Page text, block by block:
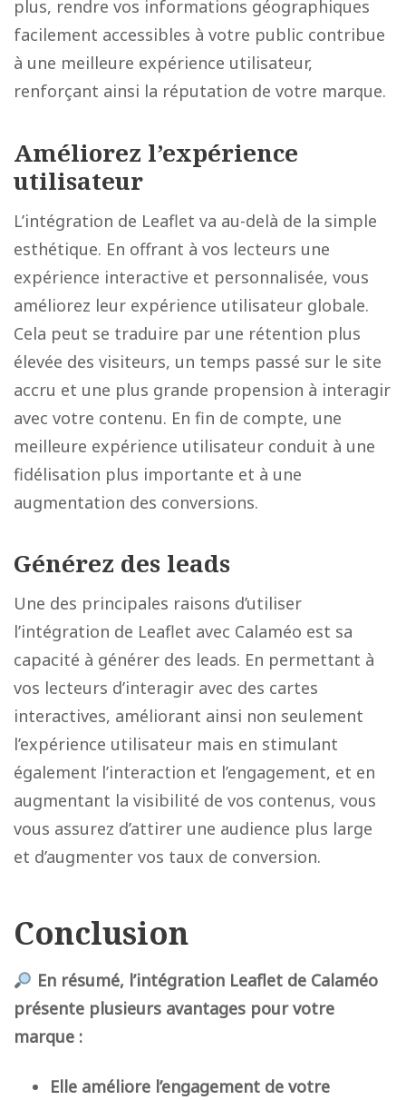
plus, rendre vos informations géographiques
facilement accessibles à votre public contribue
à une meilleure expérience utilisateur,
renforçant ainsi la réputation de votre marque.
Améliorez l’expérience
utilisateur
L’intégration de Leaflet va au-delà de la simple
esthétique. En offrant à vos lecteurs une
expérience interactive et personnalisée, vous
améliorez leur expérience utilisateur globale.
Cela peut se traduire par une rétention plus
élevée des visiteurs, un temps passé sur le site
accru et une plus grande propension à interagir
avec votre contenu. En fin de compte, une
meilleure expérience utilisateur conduit à une
fidélisation plus importante et à une
augmentation des conversions.
Générez des leads
Une des principales raisons d’utiliser
l’intégration de Leaflet avec Calaméo est sa
capacité à générer des leads. En permettant à
vos lecteurs d’interagir avec des cartes
interactives, améliorant ainsi non seulement
l’expérience utilisateur mais en stimulant
également l’interaction et l’engagement, et en
augmentant la visibilité de vos contenus, vous
vous assurez d’attirer une audience plus large
et d’augmenter vos taux de conversion.
Conclusion
En résumé, l’intégration Leaflet de Calaméo
présente plusieurs avantages pour votre
marque :
Elle améliore l’engagement de votre